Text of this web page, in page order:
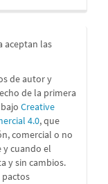
aceptan las
de autor y
de la primera
Creative
4.0, que
comercial o no
y cuando el
y sin cambios.